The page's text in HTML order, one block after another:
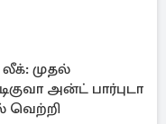
லீக்: முதல்
அன்ட் பார்புடா
வெற்றி